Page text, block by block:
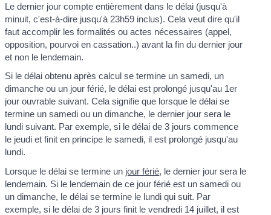
Le dernier jour compte entièrement dans le délai (jusqu'à
minuit, c'est-à-dire jusqu'à 23h59 inclus). Cela veut dire qu'il
faut accomplir les formalités ou actes nécessaires (appel,
opposition, pourvoi en cassation..) avant la fin du dernier jour
et non le lendemain.
Si le délai obtenu après calcul se termine un samedi, un
dimanche ou un jour férié, le délai est prolongé jusqu'au 1er
jour ouvrable suivant. Cela signifie que lorsque le délai se
termine un samedi ou un dimanche, le dernier jour sera le
lundi suivant. Par exemple, si le délai de 3 jours commence
le jeudi et finit en principe le samedi, il est prolongé jusqu'au
lundi.
Lorsque le délai se termine un jour férié, le dernier jour sera le
lendemain. Si le lendemain de ce jour férié est un samedi ou
un dimanche, le délai se termine le lundi qui suit. Par
exemple, si le délai de 3 jours finit le vendredi 14 juillet, il est